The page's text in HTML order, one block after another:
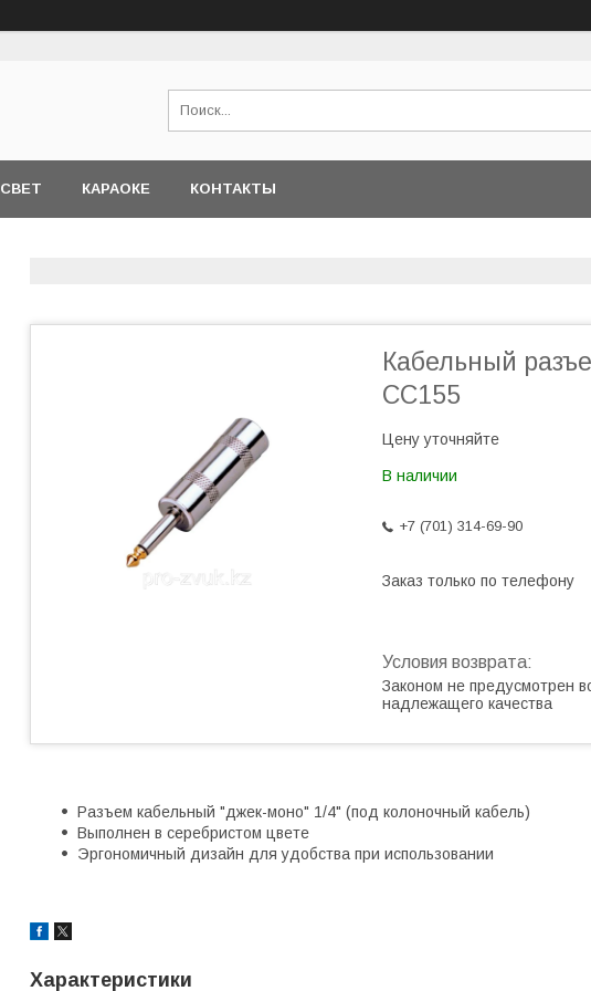
СВЕТ КАРАОКЕ КОНТАКТЫ
Кабельный
CC155
Цену уточняйте
В наличии
+7 (701) 314-69-90
Заказ только по телефону
Законом не предусмотрен
надлежащего качества
Разъем кабельный "джек-моно" 1/4" (под колоночный кабель)
Выполнен в серебристом цвете
Эргономичный дизайн для удобства при использовании
Характеристики